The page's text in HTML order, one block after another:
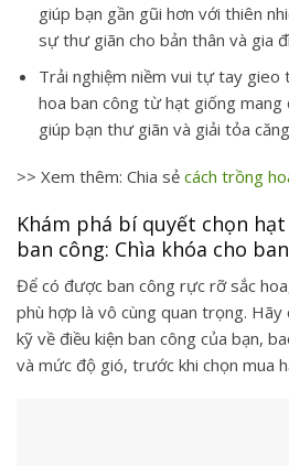
giúp bạn gần gũi hơn với thiên
sự thư giãn cho bản thân và gia
Trải nghiệm niềm vui tự tay gieo
hoa ban công từ hạt giống mang
giúp bạn thư giãn và giải tỏa
>> Xem thêm: Chia sẻ cách trồng
Khám phá bí quyết chọn
ban công: Chìa khóa cho
Để có được ban công rực rỡ sắc
phù hợp là vô cùng quan trọng.
kỹ về điều kiện ban công của bạn,
và mức độ gió, trước khi chọn mua